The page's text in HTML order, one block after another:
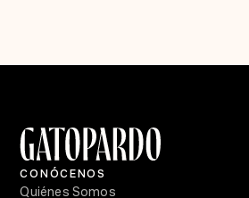
CONÓCENOS
Quiénes Somos